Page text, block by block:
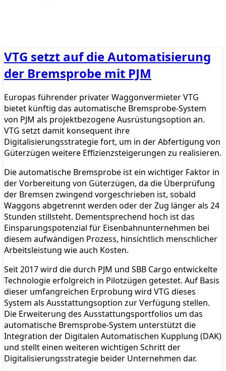
VTG setzt auf die Automatisierung
der Bremsprobe mit PJM
Europas führender privater Waggonvermieter VTG
bietet künftig das automatische Bremsprobe-System
von PJM als projektbezogene Ausrüstungsoption an.
VTG setzt damit konsequent ihre
Digitalisierungsstrategie fort, um in der Abfertigung von
Güterzügen weitere Effizienzsteigerungen zu realisieren.
Die automatische Bremsprobe ist ein wichtiger Faktor in
der Vorbereitung von Güterzügen, da die Überprüfung
der Bremsen zwingend vorgeschrieben ist, sobald
Waggons abgetrennt werden oder der Zug länger als 24
Stunden stillsteht. Dementsprechend hoch ist das
Einsparungspotenzial für Eisenbahnunternehmen bei
diesem aufwändigen Prozess, hinsichtlich menschlicher
Arbeitsleistung wie auch Kosten.
Seit 2017 wird die durch PJM und SBB Cargo entwickelte
Technologie erfolgreich in Pilotzügen getestet. Auf Basis
dieser umfangreichen Erprobung wird VTG dieses
System als Ausstattungsoption zur Verfügung stellen.
Die Erweiterung des Ausstattungsportfolios um das
automatische Bremsprobe-System unterstützt die
Integration der Digitalen Automatischen Kupplung (DAK)
und stellt einen weiteren wichtigen Schritt der
Digitalisierungsstrategie beider Unternehmen dar.